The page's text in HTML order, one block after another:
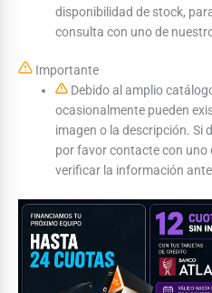
disponibilidad de stock,
consulta con uno de
Importante
Debido al amplio
ocasionalmente pueden
imagen o la descripción. Si
por favor contacte con uno
verificar la información